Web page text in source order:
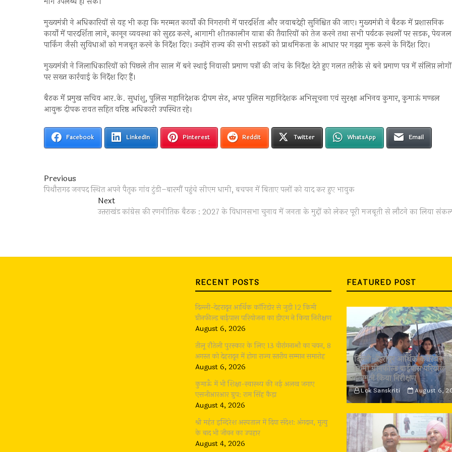
मुख्यमंत्री ने अधिकारियों से यह भी कहा कि मरम्मत कार्यों की निगरानी में पारदर्शिता और जवाबदेही सुनिश्चित की जाए। मुख्यमंत्री ने बैठक में प्रशासनिक
कार्यों में पारदर्शिता लाने, कानून व्यवस्था को सुदृढ़ करने, आगामी शीतकालीन यात्रा की तैयारियों को तेज करने तथा सभी पर्यटक स्थलों पर सड़क,
पार्किंग जैसी सुविधाओं को मजबूत करने के निर्देश दिए। उन्होंने राज्य की सभी सड़कों को प्राथमिकता के आधार पर गड्ढ़ा मुक्त करने के निर्देश दिए।
मुख्यमंत्री ने जिलाधिकारियों को पिछले तीन साल में बने स्थाई निवासी प्रमाण पत्रों की जांच के निर्देश देते हुए गलत तरीके से बने प्रमाण पत्र में संलिप्त लोगों
पर सख्त कार्रवाई के निर्देश दिए हैं।
बैठक में प्रमुख सचिव आर.के. सुधांशु, पुलिस महानिदेशक दीपम सेठ, अपर पुलिस महानिदेशक अभिसूचना एवं सुरक्षा अभिनव कुमार, कुमाऊं मण्डल
आयुक्त दीपक रावत सहित वरिष्ठ अधिकारी उपस्थित रहे।
Facebook LinkedIn Pinterest Reddit Twitter WhatsApp Email
Post
navigation
Previous
post:
पिथौरागढ़ जनपद स्थित अपने पैतृक गांव टुंडी–बारमौं पहुंचे सीएम धामी, बचपन में बिताए पलों को याद कर हुए भावुक
NextNext
post:
उत्तराखंड कांग्रेस की रणनीतिक बैठक : 2027 के विधानसभा चुनाव में जनता के मुद्दों को लेकर पूरी मजबूती से लौटने का लिया
RECENT POSTS
दिल्ली-देहरादून आर्थिक कॉरिडोर से जुड़ी 12 किमी
ग्रीनफील्ड बाईपास परियोजना का डीएम ने किया निरीक्षण
August 6, 2026
तीलू रौतेली पुरस्कार के लिए 13 वीरांगनाओं का चयन, 8
अगस्त को देहरादून में होगा राज्य स्तरीय सम्मान समारोह
August 6, 2026
कुमाऊँ में भी शिक्षा-स्वास्थ्य की नई अलख जगाए
एसजीआरआर ग्रुप: राम सिंह कैड़ा
August 4, 2026
श्री महंत इन्दिरेश अस्पताल में दिया संदेश: अंगदान, मृत्यु
के बाद भी जीवन का उपहार
August 4, 2026
FEATURED POST
दिल्ली-देहरादून आर्थिक कॉरिडोर
किमी ग्रीनफील्ड बाईपास
डीएम ने किया निरीक्षण
Lok Sanskriti August 6,